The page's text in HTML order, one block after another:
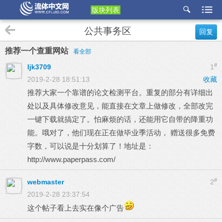
版块列表
etu
p
回复
公共事务区
推荐一个查重网站 看全部
1 #
ljk3709
收藏
2019-2-28 18:51:13
推荐大家一个靠谱的论文检测平台。重复的部分有详细出
处以及具体修改意见，能直接在文章上做修改，全部改完
一键下载就搞定了。怕麻烦的话，还能用它自带的降重功
能。哦对了，他们现在正在做毕业季活动， 赠送很多免费
字数，可以说是十分划算了！地址是：
http://www.paperpass.com/
2#
webmaster
2019-2-28 23:37:54
这个帖子看上去实在像个广告